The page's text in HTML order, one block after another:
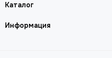
Каталог
Информация